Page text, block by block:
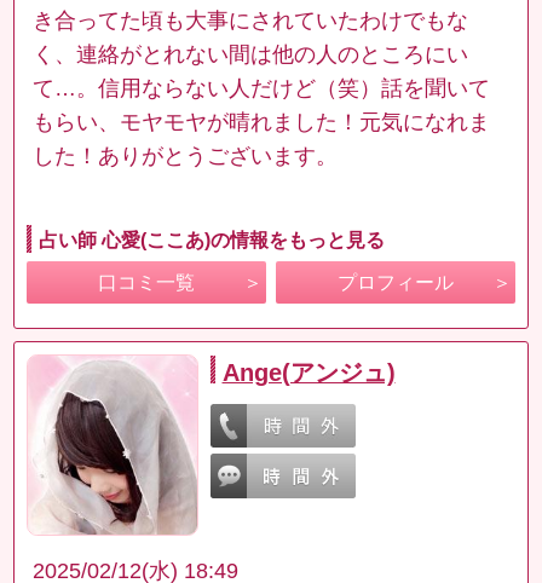
き合ってた頃も大事にされていたわけでもな
く、連絡がとれない間は他の人のところにい
て…。信用ならない人だけど（笑）話を聞いて
もらい、モヤモヤが晴れました！元気になれま
した！ありがとうございます。
占い師 心愛(ここあ)の情報をもっと見る
口コミ一覧 プロフィール
Ange(アンジュ)
2025/02/12(水) 18:49